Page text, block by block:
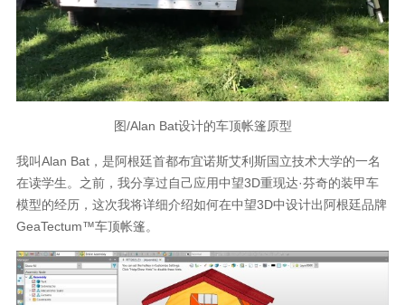
图/Alan Bat设计的车顶帐篷原型
我叫Alan Bat，是阿根廷首都布宜诺斯艾利斯国立技术大学的一名
在读学生。之前，我分享过自己应用中望3D重现达·芬奇的装甲车
模型的经历，这次我将详细介绍如何在中望3D中设计出阿根廷品牌
GeaTectum™车顶帐篷。